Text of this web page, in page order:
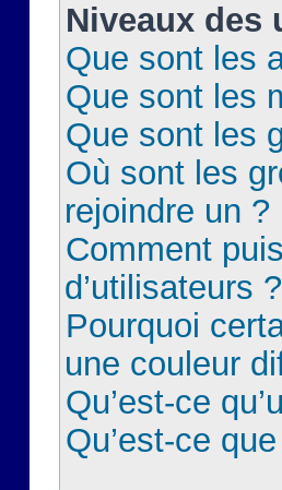
Niveaux des
Que sont les
Que sont les
Que sont les
Où sont les
rejoindre un ?
Comment
d’utilisateurs ?
Pourquoi
une couleur
Qu’est-ce
Qu’est-ce